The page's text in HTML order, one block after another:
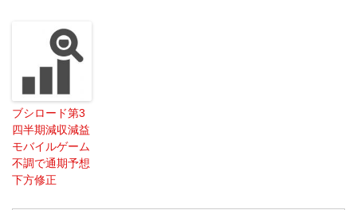
ブシロード第3
四半期減収減益
モバイルゲーム
不調で通期予想
下方修正